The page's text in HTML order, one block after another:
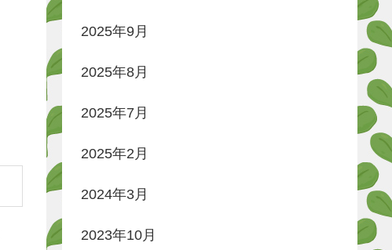
2025年9月
2025年8月
2025年7月
2025年2月
2024年3月
2023年10月